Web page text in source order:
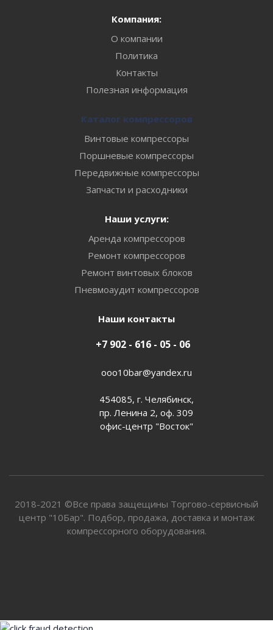
Компания:
О компании
Политика
Контакты
Полезная информация
Каталог компрессоров
Винтовые компрессоры
Поршневые компрессоры
Передвижные компрессоры
Запчасти и расходники
Наши услуги:
Аренда компрессоров
Ремонт компрессоров
Ремонт винтовых блоков
Пневмоаудит компрессоров
Наши контакты
+7 902 - 616 - 05 - 06
ooo10bar@yandex.ru
454085, г. Челябинск,
пр. Ленина 2, оф. 309
офис-центр "Восток"
2018-2021 ©Все права защещины Торгово-сервисный
центр "10Бар". Подбор, продажа, доставка и монтаж
компрессорного оборудования.